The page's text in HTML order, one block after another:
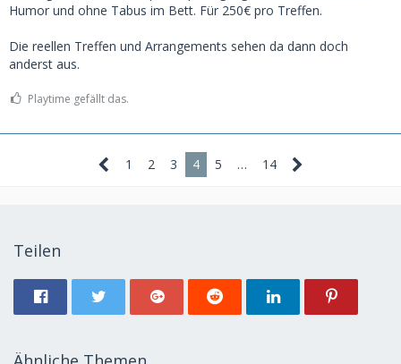
Humor und ohne Tabus im Bett. Für 250€ pro Treffen.
Die reellen Treffen und Arrangements sehen da dann doch
anderst aus.
Playtime gefällt das.
1 2 3 4 5 … 14
Teilen